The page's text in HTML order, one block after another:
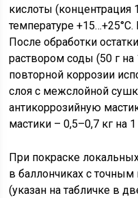
кислоты
температуре
После обработки
раствором соды (50 г
повторной коррозии
слоя с межслойной
антикоррозийную
мастики – 0,5–0,7 кг на 1
При покраске
в баллончиках с
(указан на табличке в